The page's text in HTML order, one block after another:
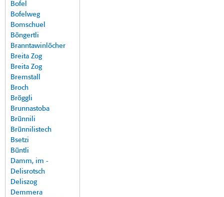
Bofel
Bofelweg
Bomschuel
Böngertli
Branntawinlöcher
Breita Zog
Breita Zog
Bremstall
Broch
Bröggli
Brunnastoba
Brünnili
Brünnilistech
Bsetzi
Büntli
Damm, im -
Delisrotsch
Deliszog
Demmera